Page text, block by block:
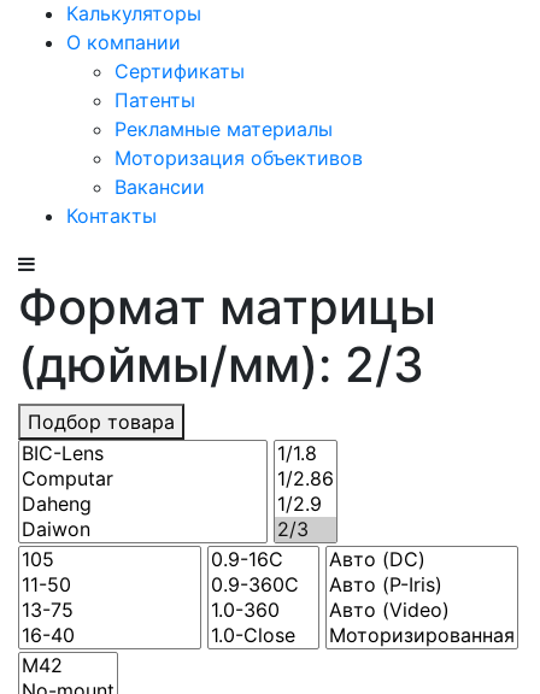
Калькуляторы
О компании
Сертификаты
Патенты
Рекламные материалы
Моторизация объективов
Вакансии
Контакты
Формат матрицы
(дюймы/мм): 2/3
Подбор товара